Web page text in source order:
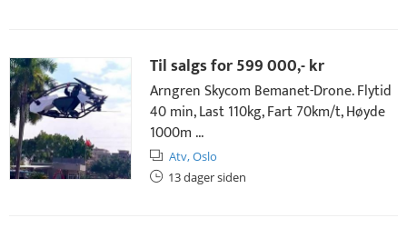
Til salgs for599 000,- kr
Arngren Skycom Bemanet-Drone. Flytid
40 min, Last 110kg, Fart 70km/t, Høyde
1000m ...
Atv,Oslo
13 dager siden